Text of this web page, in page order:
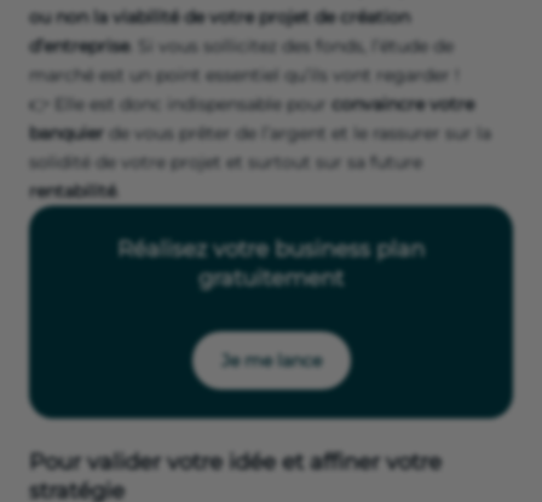
ou non la viabilité de votre projet de création
d’entreprise. Si vous sollicitez des fonds, l’étude de
marché est un point essentiel qu’ils vont regarder !
👉 Elle est donc indispensable pour convaincre votre
banquier de vous prêter de l’argent et le rassurer sur la
solidité de votre projet et surtout sur sa future
rentabilité.
Réalisez votre business plan
gratuitement
Je me lance
Pour valider votre idée et affiner votre
stratégie